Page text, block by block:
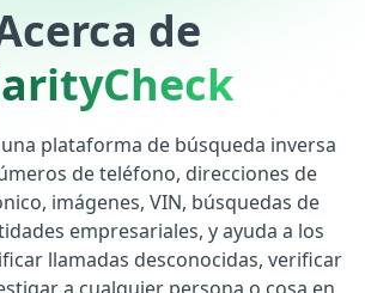
de
plataforma de búsqueda inversa
de teléfono, direcciones de
imágenes, VIN, búsquedas de
empresariales, y ayuda a los
llamadas desconocidas, verificar